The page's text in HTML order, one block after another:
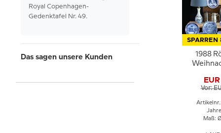
Royal Copenhagen-
Gedenktafel Nr. 49.
Das sagen unsere Kunden
SPARREN
1988
Vor:
Maß: